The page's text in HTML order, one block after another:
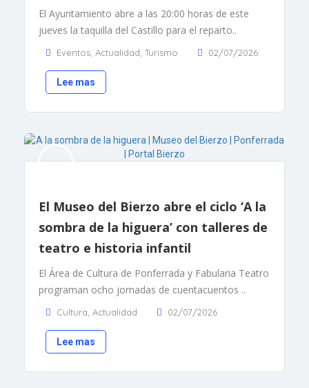
El Ayuntamiento abre a las 20:00 horas de este
jueves la taquilla del Castillo para el reparto..
Eventos Actualidad Turismo 02/07/2026
Lee mas
El Museo del Bierzo abre el ciclo ‘A la
sombra de la higuera’ con talleres de
teatro e historia infantil
El Área de Cultura de Ponferrada y Fabularia Teatro
programan ocho jornadas de cuentacuentos ..
Cultura Actualidad 02/07/2026
Lee mas